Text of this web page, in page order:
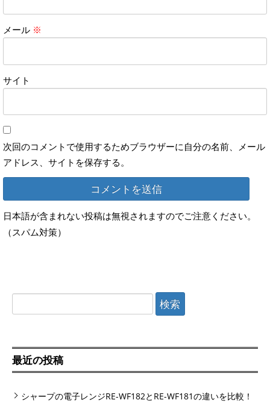
メール ※
サイト
次回のコメントで使用するためブラウザーに自分の名前、メール
アドレス、サイトを保存する。
日本語が含まれない投稿は無視されますのでご注意ください。
（スパム対策）
索:
最近の投稿
シャープの電子レンジRE-WF182とRE-WF181の違いを比較！